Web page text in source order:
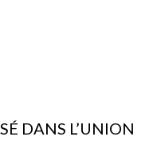
DANS L’UNION